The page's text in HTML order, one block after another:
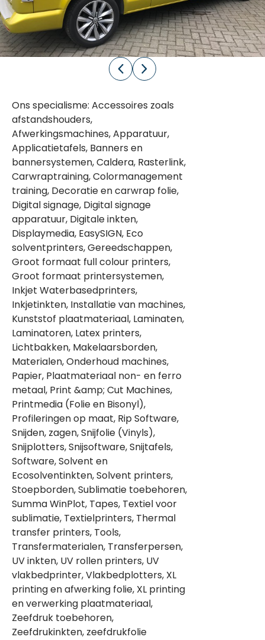
Ons specialisme: Accessoires zoals
afstandshouders,
Afwerkingsmachines, Apparatuur,
Applicatietafels, Banners en
bannersystemen, Caldera, Rasterlink,
Carwraptraining, Colormanagement
training, Decoratie en carwrap folie,
Digital signage, Digital signage
apparatuur, Digitale inkten,
Displaymedia, EasySIGN, Eco
solventprinters, Gereedschappen,
Groot formaat full colour printers,
Groot formaat printersystemen,
Inkjet Waterbasedprinters,
Inkjetinkten, Installatie van machines,
Kunststof plaatmateriaal, Laminaten,
Laminatoren, Latex printers,
Lichtbakken, Makelaarsborden,
Materialen, Onderhoud machines,
Papier, Plaatmateriaal non- en ferro
metaal, Print &amp; Cut Machines,
Printmedia (Folie en Bisonyl),
Profileringen op maat, Rip Software,
Snijden, zagen, Snijfolie (Vinyls),
Snijplotters, Snijsoftware, Snijtafels,
Software, Solvent en
Ecosolventinkten, Solvent printers,
Stoepborden, Sublimatie toebehoren,
Summa WinPlot, Tapes, Textiel voor
sublimatie, Textielprinters, Thermal
transfer printers, Tools,
Transfermaterialen, Transferpersen,
UV inkten, UV rollen printers, UV
vlakbedprinter, Vlakbedplotters, XL
printing en afwerking folie, XL printing
en verwerking plaatmateriaal,
Zeefdruk toebehoren,
Zeefdrukinkten, zeefdrukfolie